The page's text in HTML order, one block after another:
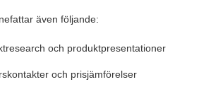
även följande:
och produktpresentationer
och prisjämförelser